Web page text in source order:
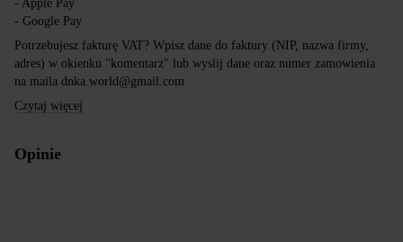
- Apple Pay
- Google Pay
Potrzebujesz fakturę VAT? Wpisz dane do faktury (NIP, nazwa firmy,
adres) w okienku "komentarz" lub wyslij dane oraz numer zamowienia
na maila dnka.world@gmail.com
Czytaj więcej
Opinie